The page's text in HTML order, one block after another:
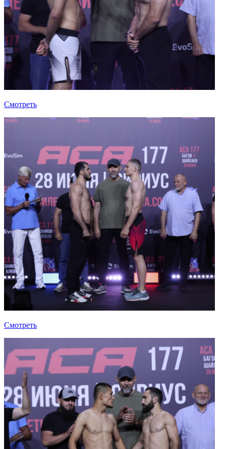
Смотреть
Смотреть